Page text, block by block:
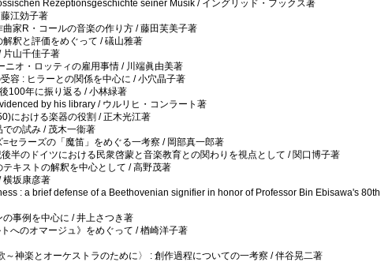
Rezeptionsgeschichte seiner Musik / イングリッド・フックス著
江効子著
家R・コールの音楽の作り方 / 藤田芙美子著
釈と評価をめぐって / 礒山雅著
片山千佳子著
ニオ・ロッティの雇用事情 / 川端眞由美著
容 : ヒラーとの関係を中心に / 小穴晶子著
100年に振り返る / 小林緑著
by his library / ウルリヒ・コンラート著
における楽器の役割 / 正木光江著
での試み / 茂木一衞著
セラーズの「魔笛」をめぐる一考察 / 岡部真一郎著
半のドイツにおける民衆啓蒙と音楽教育との関わりを視点として / 関口博子著
キストの解釈を中心として / 高野茂著
横坂康彦著
: a brief defense of a Beethovenian signifier in honor of Professor Bin Ebisawa's 80th
事例を中心に / 井上さつき著
へのオマージュ》をめぐって / 楢崎洋子著
神楽とオーケストラのために〉 : 創作過程についての一考察 / 伴谷晃二著